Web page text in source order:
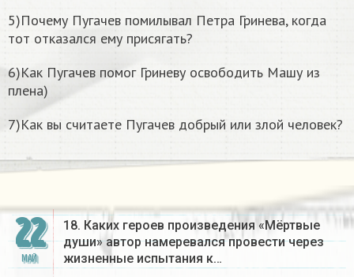
5)Почему Пугачев помилывал Петра Гринева, когда
тот отказался ему присягать?
6)Как Пугачев помог Гриневу освободить Машу из
плена)
7)Как вы считаете Пугачев добрый или злой человек?
22
МАЙ
18. Каких героев произведения «Мёртвые
души» автор намеревался провести через
жизненные испытания к…